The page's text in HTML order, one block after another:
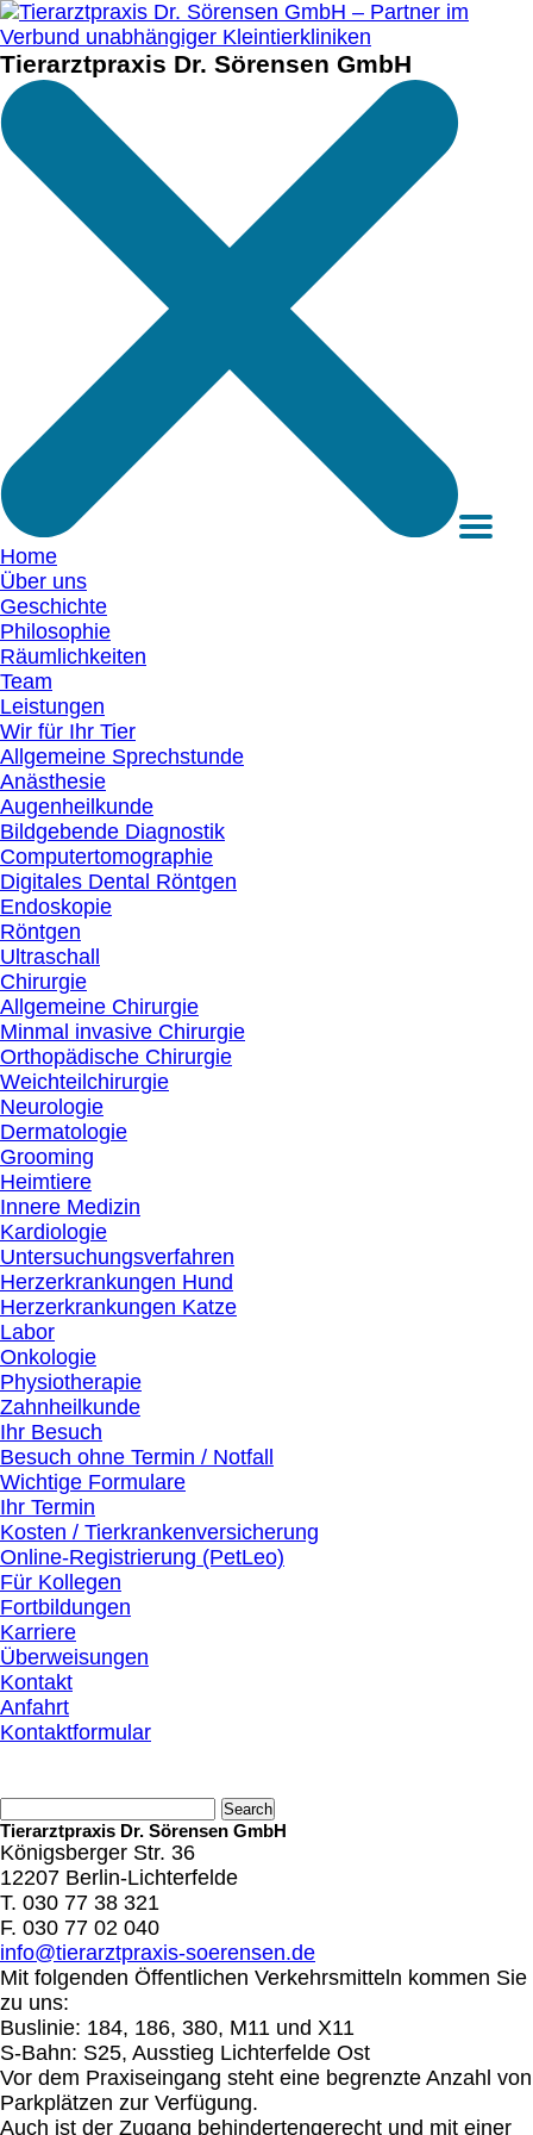
Tierarztpraxis Dr. Sörensen GmbH
Home
Über uns
Geschichte
Philosophie
Räumlichkeiten
Team
Leistungen
Wir für Ihr Tier
Allgemeine Sprechstunde
Anästhesie
Augenheilkunde
Bildgebende Diagnostik
Computertomographie
Digitales Dental Röntgen
Endoskopie
Röntgen
Ultraschall
Chirurgie
Allgemeine Chirurgie
Minmal invasive Chirurgie
Orthopädische Chirurgie
Weichteilchirurgie
Neurologie
Dermatologie
Grooming
Heimtiere
Innere Medizin
Kardiologie
Untersuchungsverfahren
Herzerkrankungen Hund
Herzerkrankungen Katze
Labor
Onkologie
Physiotherapie
Zahnheilkunde
Ihr Besuch
Besuch ohne Termin / Notfall
Wichtige Formulare
Ihr Termin
Kosten / Tierkrankenversicherung
Online-Registrierung (PetLeo)
Für Kollegen
Fortbildungen
Karriere
Überweisungen
Kontakt
Anfahrt
Kontaktformular
Tierarztpraxis Dr. Sörensen GmbH
Königsberger Str. 36
12207 Berlin-Lichterfelde
T. 030 77 38 321
F. 030 77 02 040
info@tierarztpraxis-soerensen.de
Mit folgenden Öffentlichen Verkehrsmitteln kommen Sie
zu uns:
Buslinie: 184, 186, 380, M11 und X11
S-Bahn: S25, Ausstieg Lichterfelde Ost
Vor dem Praxiseingang steht eine begrenzte Anzahl von
Parkplätzen zur Verfügung.
Auch ist der Zugang behindertengerecht und mit einer